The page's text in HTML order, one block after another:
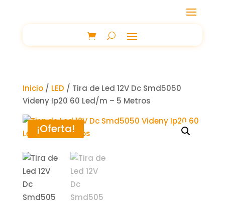
Inicio/ LED / Tira de Led 12V Dc Smd5050
Videny Ip20 60 Led/m – 5 Metros
¡Oferta!